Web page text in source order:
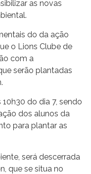
as novas
do da ação
o Lions Clube de
com a
serão plantadas
do dia 7, sendo
dos alunos da
para plantar as
será descerrada
que se situa no